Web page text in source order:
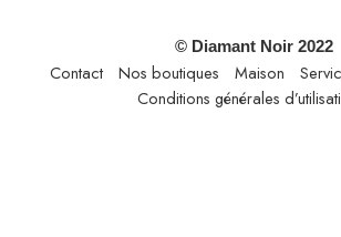
© Diamant Noir 2022
Contact Nos boutiques Maison
Conditions générales